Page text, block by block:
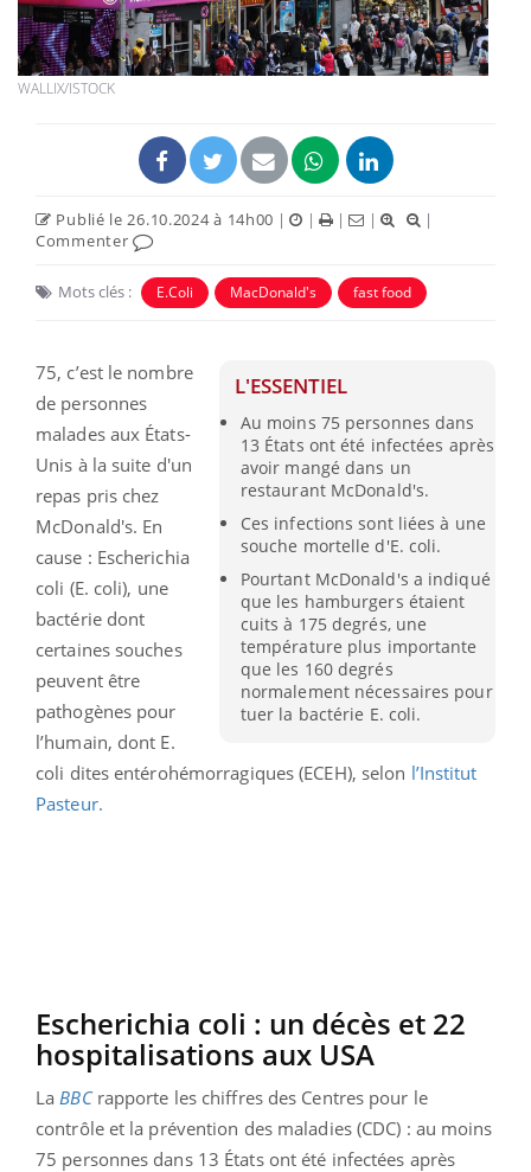
WALLIX/ISTOCK
Publié le 26.10.2024 à 14h00 | | | |
|
Commenter
Mots clés : E.Coli MacDonald's fast food
L'ESSENTIEL
Au moins 75 personnes dans
13 États ont été infectées après
avoir mangé dans un
restaurant McDonald's.
Ces infections sont liées à une
souche mortelle d'E. coli.
Pourtant McDonald's a indiqué
que les hamburgers étaient
cuits à 175 degrés, une
température plus importante
que les 160 degrés
normalement nécessaires pour
tuer la bactérie E. coli.
75, c’est le nombre
de personnes
malades aux États-
Unis à la suite d'un
repas pris chez
McDonald's. En
cause : Escherichia
coli (E. coli), une
bactérie dont
certaines souches
peuvent être
pathogènes pour
l’humain, dont E.
coli dites entérohémorragiques (ECEH), selon l’Institut
Pasteur.
Escherichia coli : un décès et 22
hospitalisations aux USA
La BBCrapporte les chiffres des Centres pour le
contrôle et la prévention des maladies (CDC) : au moins
75 personnes dans 13 États ont été infectées après